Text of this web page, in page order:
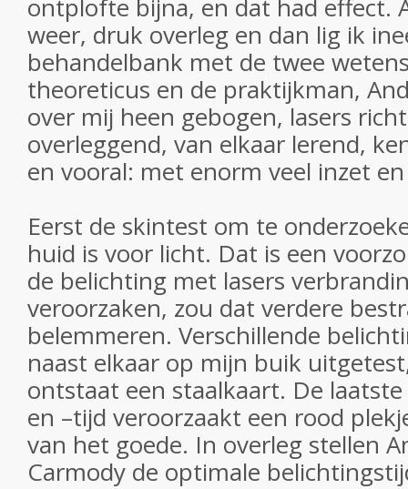
ontplofte bijna, en dat had effect.
weer, druk overleg en dan lig ik
behandelbank met de twee
theoreticus en de praktijkman,
over mij heen gebogen, lasers
overleggend, van elkaar lerend,
en vooral: met enorm veel inzet
Eerst de skintest om te
huid is voor licht. Dat is een
de belichting met lasers
veroorzaken, zou dat verdere
belemmeren. Verschillende
naast elkaar op mijn buik
ontstaat een staalkaart. De
en –tijd veroorzaakt een rood
van het goede. In overleg stellen
Carmody de optimale